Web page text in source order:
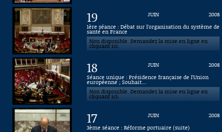
19 JUIN
2008
1ère séance : Débat sur l’organisation du système de
santé en France
Non disponible. Demandez la mise en ligne en
cliquant ici.
18 JUIN
2008
Séance unique : Présidence française de l’Union
européenne ; Souhait...
Non disponible. Demandez la mise en ligne en
cliquant ici.
17 JUIN
2008
3ème séance : Réforme portuaire (suite)